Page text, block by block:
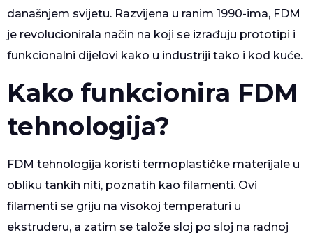
današnjem svijetu. Razvijena u ranim 1990-ima, FDM
je revolucionirala način na koji se izrađuju prototipi i
funkcionalni dijelovi kako u industriji tako i kod kuće.
Kako funkcionira FDM
tehnologija?
FDM tehnologija koristi termoplastičke materijale u
obliku tankih niti, poznatih kao filamenti. Ovi
filamenti se griju na visokoj temperaturi u
ekstruderu, a zatim se talože sloj po sloj na radnoj